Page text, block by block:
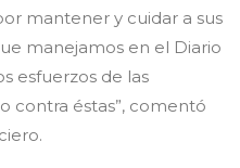
mantener y cuidar a sus
manejamos en el Diario
esfuerzos de las
contra éstas”, comentó